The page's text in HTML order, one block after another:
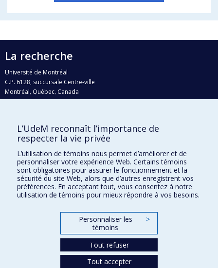
La recherche
Université de Montréal
C.P. 6128, succursale Centre-ville
Montréal, Québec, Canada
H3C 3J7
Qui fait quoi?
Nous trouver
Plan du site
Accessibilité
L’UdeM reconnaît l’importance de
respecter la vie privée
L’utilisation de témoins nous permet d’améliorer et de
personnaliser votre expérience Web. Certains témoins
sont obligatoires pour assurer le fonctionnement et la
sécurité du site Web, alors que d’autres enregistrent vos
préférences. En acceptant tout, vous consentez à notre
utilisation de témoins pour mieux répondre à vos besoins.
Personnaliser les
témoins
>
Tout refuser
Tout accepter